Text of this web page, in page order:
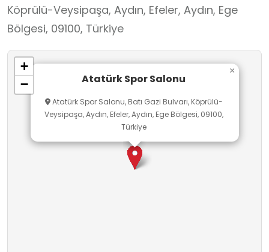
Köprülü-Veysipaşa, Aydın, Efeler, Aydın, Ege
Bölgesi, 09100, Türkiye
Atatürk Spor Salonu
Atatürk Spor Salonu, Batı Gazi Bulvarı, Köprülü-
Veysipaşa, Aydın, Efeler, Aydın, Ege Bölgesi, 09100,
Türkiye
×
+
−